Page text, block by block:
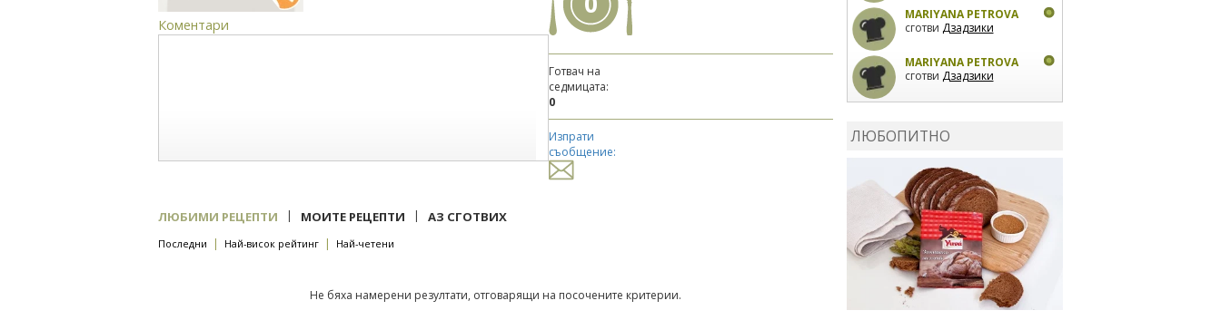
Коментари
Готвач на
седмицата:
0
Изпрати
съобщение:
ЛЮБИМИ РЕЦЕПТИ | МОИТЕ РЕЦЕПТИ | АЗ СГОТВИХ
Последни | Най-висок рейтинг | Най-четени
Не бяха намерени резултати, отговарящи на посочените критерии.
MARIYANA PETROVA
сготви Дзадзики
MARIYANA PETROVA
сготви Дзадзики
фурна
рецептатаСвински
ребра с печени
картофи
ЛЮБОПИТНО